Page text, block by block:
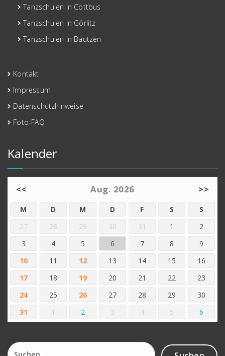
Tanzschulen in Cottbus
Tanzschulen in Görlitz
Tanzschulen in Bautzen
Kontakt
Impressum
Datenschutzhinweise
Foto-FAQ
Kalender
<< Aug. 2026 >>
M D M D F S
S
27
28 29 30 31 1
2
3
4 5 6 7 8
9
10
11 12 13 14 15
16
17
18 19 20 21 22
23
24
25 26 27 28 29
30
31
1 2 3 4 5 6
Suchen